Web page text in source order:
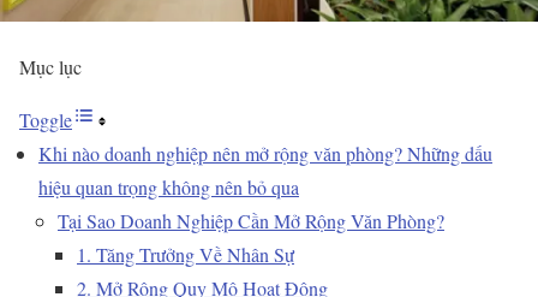
Mục lục
Toggle
Khi nào doanh nghiệp nên mở rộng văn phòng? Những dấu
hiệu quan trọng không nên bỏ qua
Tại Sao Doanh Nghiệp Cần Mở Rộng Văn Phòng?
1. Tăng Trưởng Về Nhân Sự
2. Mở Rộng Quy Mô Hoạt Động